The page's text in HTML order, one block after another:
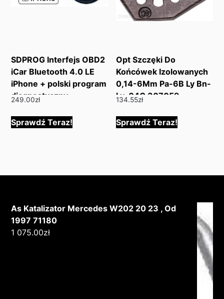
SDPROG Interfejs OBD2
iCar Bluetooth 4.0 LE
iPhone + polski program
diagnostyczny
249.00zł
Sprawdź Teraz!
Opt Szczęki Do
Końcówek Izolowanych
0,14-6Mm Pa-6B Ly Bn-
Ly-04C 307059
134.55zł
Sprawdź Teraz!
As Katalizator Mercedes W202 20 23 , Od
1997 71180
1 075.00zł